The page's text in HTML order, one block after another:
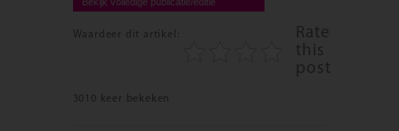
Waardeer dit artikel:
Rate
this
post
3010 keer bekeken